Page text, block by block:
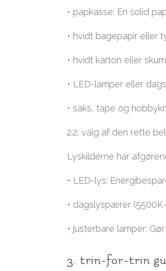
• papkasse: En solid
• hvidt bagepapir eller
• hvidt karton eller
• LED-lamper eller
• saks, tape og
2.2. valg af den rette
Lyskilderne har
• LED-lys:
• dagslyspærer
• justerbare lamper:
3. trin-for-trin